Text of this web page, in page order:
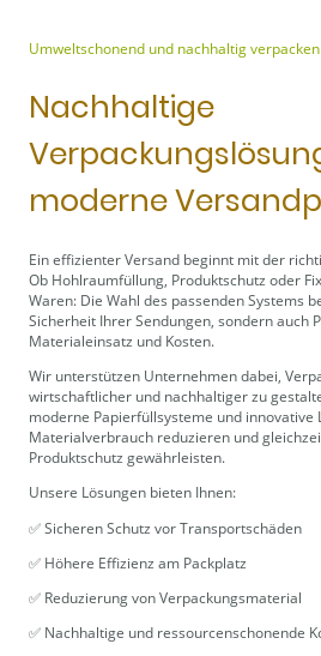
Umweltschonend und nachhaltig verpacken
Nachhaltige
moderne
Ein effizienter Versand beginnt mit der
Ob Hohlraumfüllung, Produktschutz oder
Waren: Die Wahl des passenden Systems
Sicherheit Ihrer Sendungen, sondern auch
Materialeinsatz und Kosten.
Wir unterstützen Unternehmen dabei,
wirtschaftlicher und nachhaltiger zu
moderne Papierfüllsysteme und
Materialverbrauch reduzieren und
Produktschutz gewährleisten.
Unsere Lösungen bieten Ihnen:
✅ Sicheren Schutz vor Transportschäden
✅ Höhere Effizienz am Packplatz
✅ Reduzierung von Verpackungsmaterial
✅ Nachhaltige und ressourcenschonende